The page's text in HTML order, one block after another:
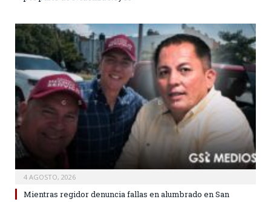
4 AGOSTO, 2026
Mientras regidor denuncia fallas en alumbrado en San